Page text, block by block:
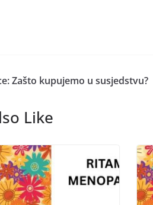
Zašto kupujemo u susjedstvu?
Like